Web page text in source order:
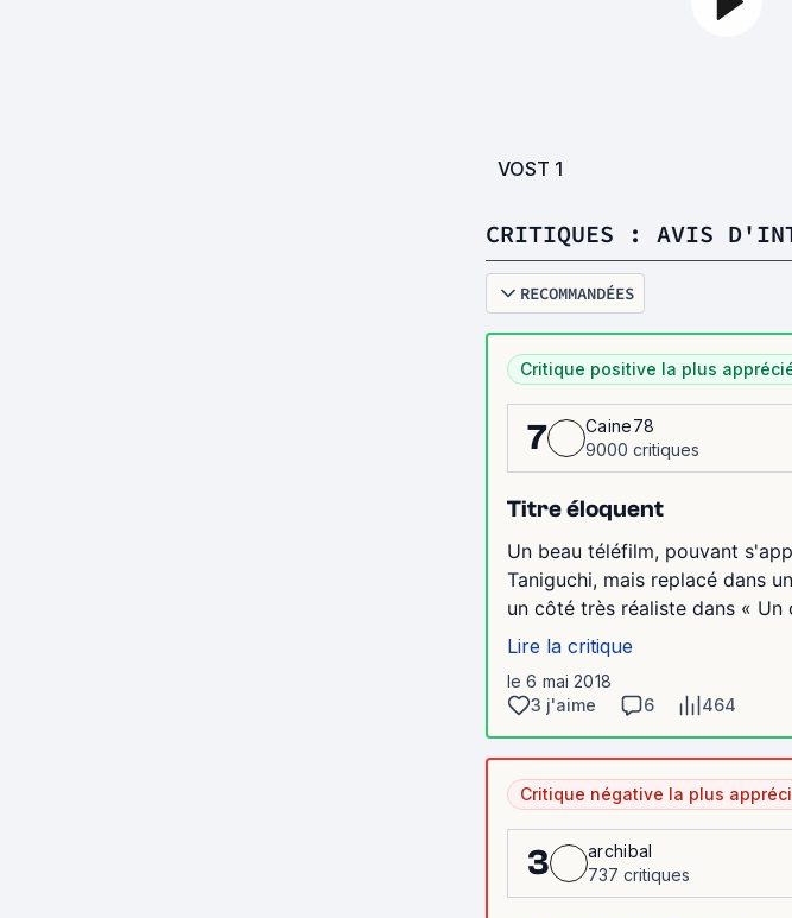
VOST 1
CRITIQUES : AVIS
RECOMMANDÉES
Critique positive la plus
7
Caine78
9000 critiques
Titre éloquent
Un beau téléfilm, pouvant
Taniguchi, mais replacé dans
un côté très réaliste dans «
Lire la critique
le 6 mai 2018
3 j'aime
6 464
Critique négative la plus
3
archibal
737 critiques